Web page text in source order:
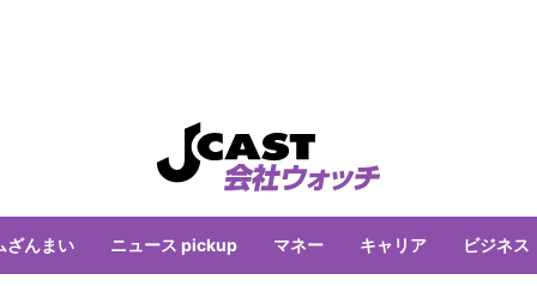
ざんまい ニュース pickup マネー キャリア ビジネス